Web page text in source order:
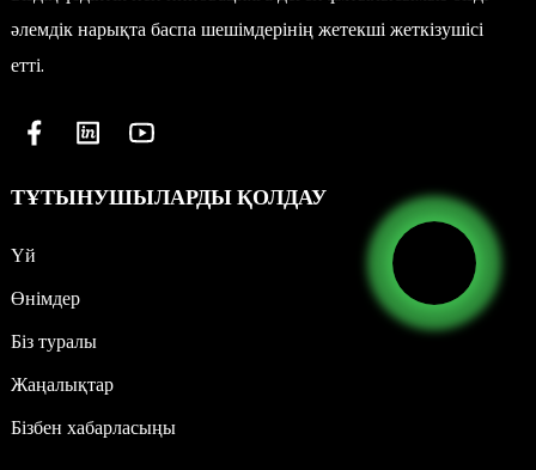
әлемдік нарықта баспа шешімдерінің жетекші жеткізушісі
етті.
ТҰТЫНУШЫЛАРДЫ ҚОЛДАУ
Үй
Өнімдер
Біз туралы
Жаңалықтар
Бізбен хабарласыңы